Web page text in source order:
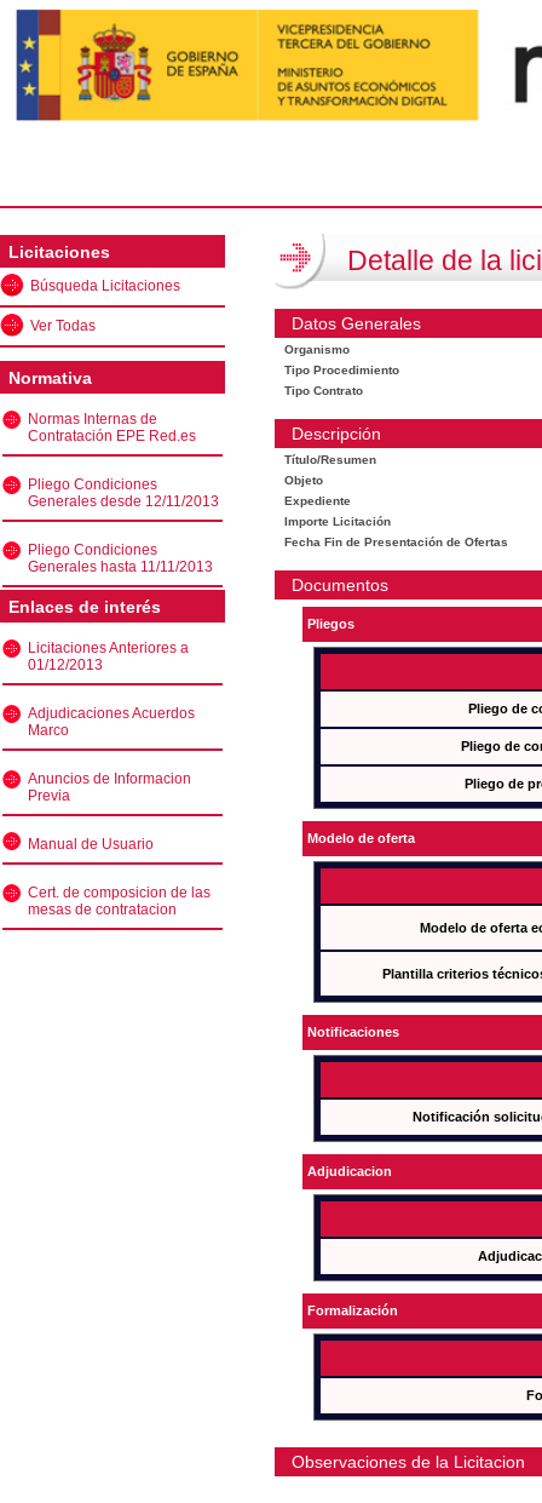
Licitaciones
Búsqueda Licitaciones
Ver Todas
Normativa
Normas Internas de
Contratación EPE Red.es
Pliego Condiciones
Generales desde 12/11/2013
Pliego Condiciones
Generales hasta 11/11/2013
Enlaces de interés
Licitaciones Anteriores a
01/12/2013
Adjudicaciones Acuerdos
Marco
Anuncios de Informacion
Previa
Manual de Usuario
Cert. de composicion de las
mesas de contratacion
Detalle de la
Datos Generales
Organismo
Tipo Procedimiento
Tipo Contrato
Descripción
Título/Resumen
Objeto
Expediente
Importe Licitación
Fecha Fin de Presentación de Ofertas
Documentos
Pliegos
Pliego de
Pliego de
Pliego de
Modelo de oferta
Modelo de oferta
Plantilla criterios
Notificaciones
Notificación
Adjudicacion
Formalización
Observaciones de la Licitacion